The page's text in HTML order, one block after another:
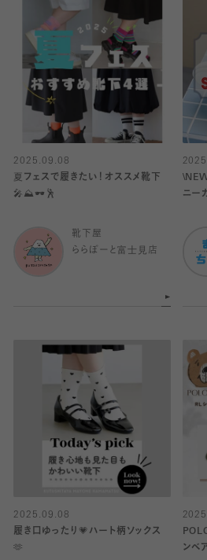
2025.09.08
夏フェスで履きたい！オススメ靴下
🎤⛰️🕶️🕺
靴下屋
ららぽーと富士見店
\NEW/ オールシーズン使
ニー
2025.09.08
履き口ゆったり💗ハート柄ソックス
🫶
ンベ